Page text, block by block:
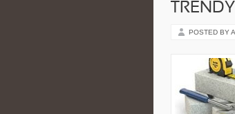
POSTED BY